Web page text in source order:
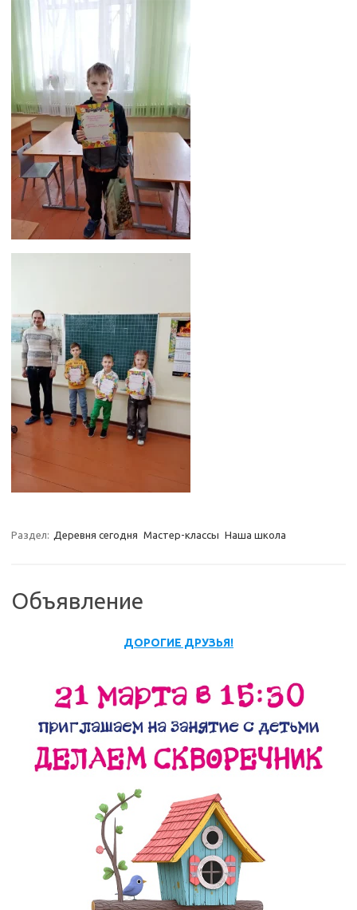
Раздел: Деревня сегодня Мастер-классы Наша школа
Объявление
ДОРОГИЕ ДРУЗЬЯ!